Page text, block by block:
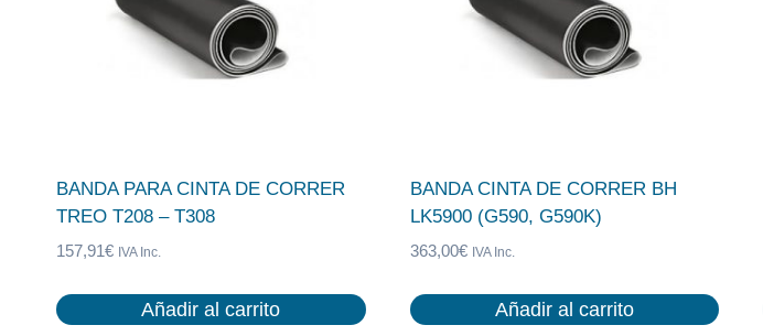
BANDA PARA CINTA DE CORRER
TREO T208 – T308
157,91€ IVA Inc.
Añadir al carrito
BANDA CINTA DE CORRER BH
LK5900 (G590, G590K)
363,00€ IVA Inc.
Añadir al carrito